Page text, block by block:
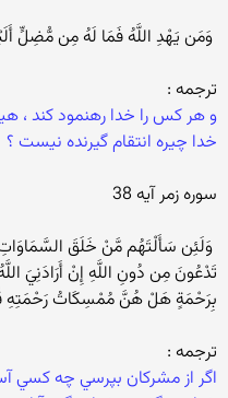
وَمَن يَهْدِ اللَّهُ فَمَا لَهُ مِن مُّضِلٍّ
‏ترجمه : ‏
‏و هر كس را خدا رهنمود كند ،
خدا چيره انتقام گيرنده نيست‌ ؟ ‏
سوره زمر آيه 38
وَلَئِن سَأَلْتَهُم مَّنْ خَلَقَ السَّمَاوَاتِ
تَدْعُونَ مِن دُونِ اللَّهِ إِنْ أَرَادَنِيَ
بِرَحْمَةٍ هَلْ هُنَّ مُمْسِكَاتُ رَحْمَتِهِ
‏ترجمه : ‏
‏اگر از مشركان بپرسي چه كسي